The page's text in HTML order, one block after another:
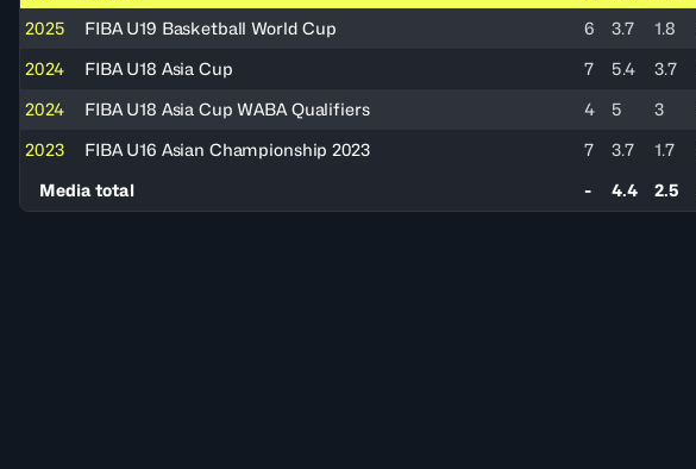
2025 FIBA U19 Basketball World Cup 6 3.7 1.8
2024
FIBA U18 Asia Cup 7 5.4 3.7
2024
FIBA U18 Asia Cup WABA Qualifiers 4 5 3
2023
FIBA U16 Asian Championship 2023 7 3.7 1.7
Media total
- 4.4 2.5